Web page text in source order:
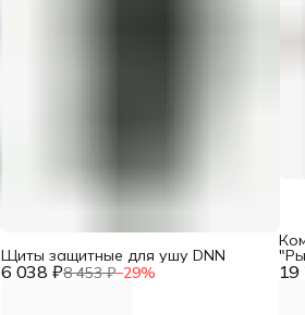
6 038 ₽8 453 ₽−29%
Щиты защитные для ушу DNN
19